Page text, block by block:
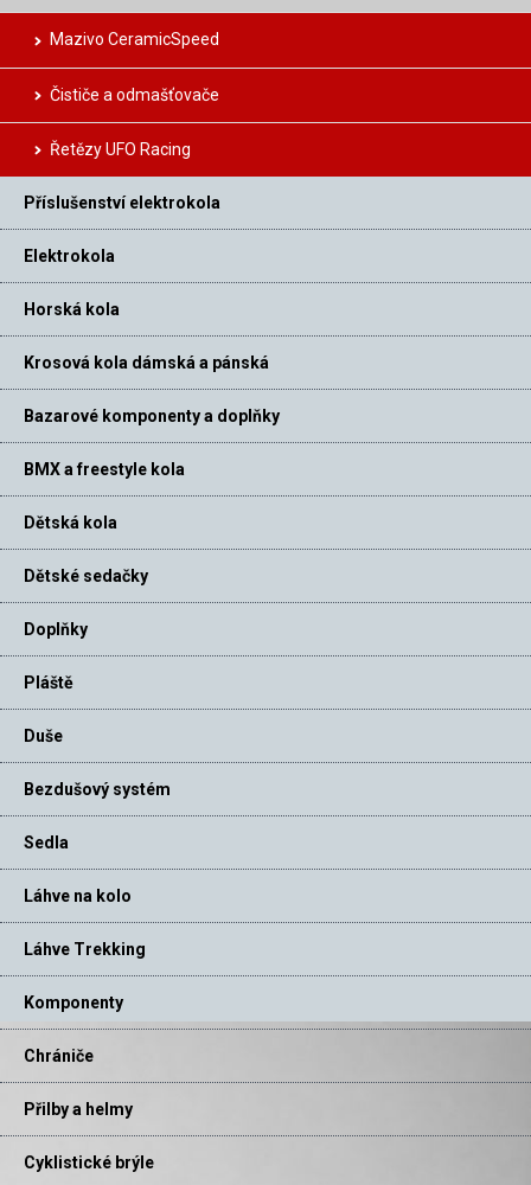
Mazivo CeramicSpeed
Čističe a odmašťovače
Řetězy UFO Racing
Příslušenství elektrokola
Elektrokola
Horská kola
Krosová kola dámská a pánská
Bazarové komponenty a doplňky
BMX a freestyle kola
Dětská kola
Dětské sedačky
Doplňky
Pláště
Duše
Bezdušový systém
Sedla
Láhve na kolo
Láhve Trekking
Komponenty
Chrániče
Přilby a helmy
Cyklistické brýle